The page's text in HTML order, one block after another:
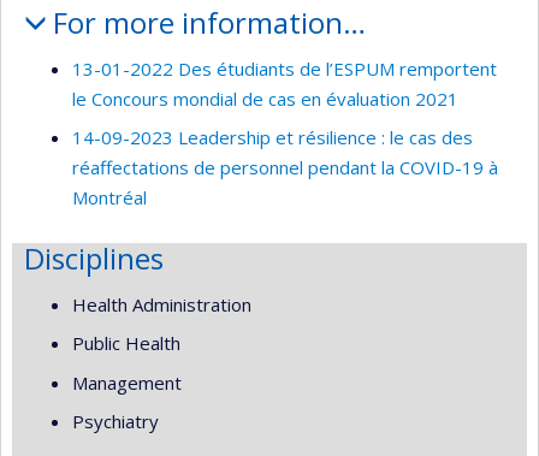
For more information…
13-01-2022 Des étudiants de l’ESPUM remportent
le Concours mondial de cas en évaluation 2021
14-09-2023 Leadership et résilience : le cas des
réaffectations de personnel pendant la COVID-19 à
Montréal
Disciplines
Health Administration
Public Health
Management
Psychiatry